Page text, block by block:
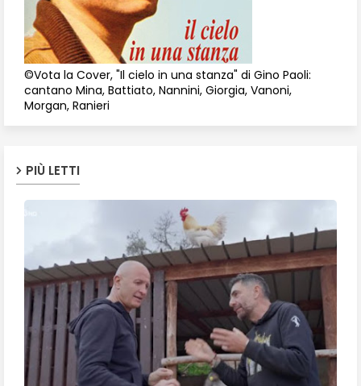
©Vota la Cover, "Il cielo in una stanza" di Gino Paoli:
cantano Mina, Battiato, Nannini, Giorgia, Vanoni,
Morgan, Ranieri
PIÙ LETTI